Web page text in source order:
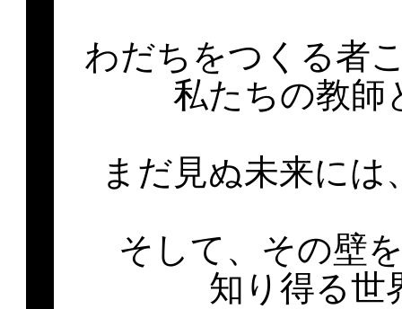
わだちをつくる者
私たちの教師
まだ見ぬ未来に
そして、その壁
知り得る世